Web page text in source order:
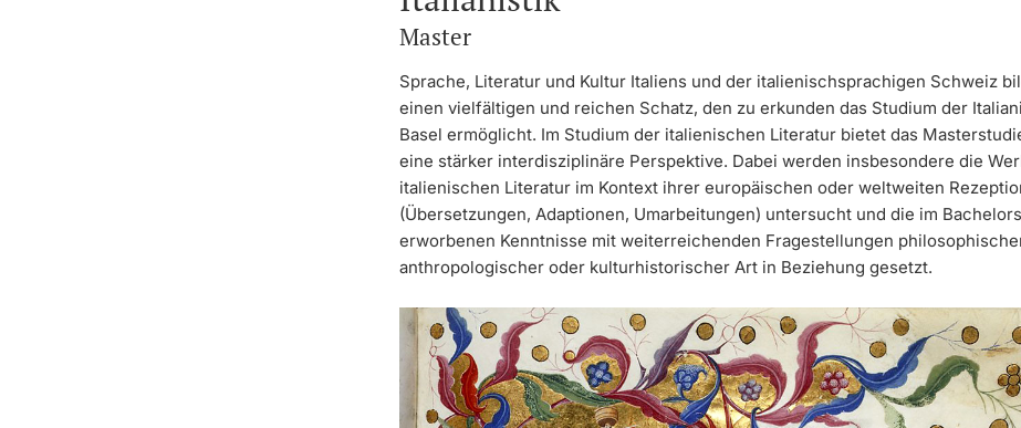
Master
Sprache, Literatur und Kultur Italiens und der italienischsprachigen Schweiz
einen vielfältigen und reichen Schatz, den zu erkunden das Studium der
Basel ermöglicht. Im Studium der italienischen Literatur bietet das
eine stärker interdisziplinäre Perspektive. Dabei werden insbesondere die
italienischen Literatur im Kontext ihrer europäischen oder weltweiten
(Übersetzungen, Adaptionen, Umarbeitungen) untersucht und die im
erworbenen Kenntnisse mit weiterreichenden Fragestellungen
anthropologischer oder kulturhistorischer Art in Beziehung gesetzt.